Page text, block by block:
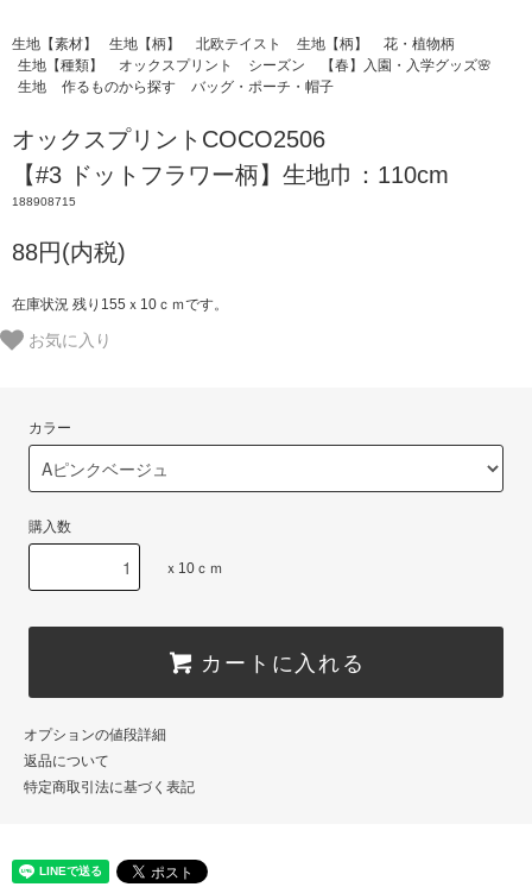
生地【素材】 生地【柄】 北欧テイスト 生地【柄】
花・植物柄
生地【種類】
オックスプリント シーズン
【春】入園・入学グッズ🌸
生地
作るものから探す バッグ・ポーチ・帽子
オックスプリントCOCO2506
【#3 ドットフラワー柄】生地巾：110cm
188908715
88円(内税)
在庫状況 残り155ｘ10ｃｍです。
お気に入り
カラー
購入数
ｘ10ｃｍ
カートに入れる
オプションの値段詳細
返品について
特定商取引法に基づく表記